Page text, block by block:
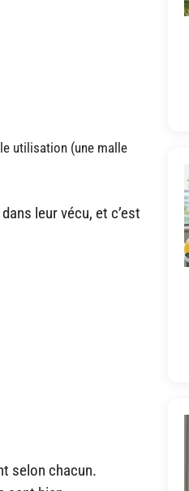
utilisation (une malle
leur vécu, et c’est
selon chacun.